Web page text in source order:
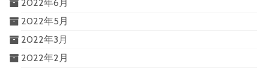
2022年6月
2022年5月
2022年3月
2022年2月